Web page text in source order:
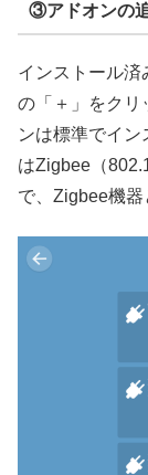
③アドオンの
インストール済
の「＋」をクリ
ンは標準でイ
はZigbee（
で、Zigbee機器